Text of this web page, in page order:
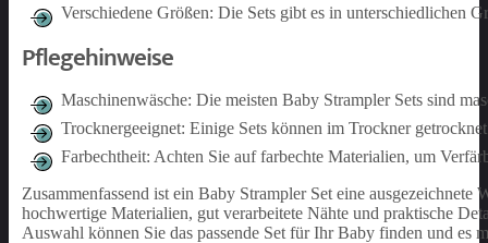
Verschiedene Größen: Die Sets gibt es in unterschiedlichen
Pflegehinweise
Maschinenwäsche: Die meisten Baby Strampler Sets sind
Trocknergeeignet: Einige Sets können im Trockner
Farbechtheit: Achten Sie auf farbechte Materialien, um
Zusammenfassend ist ein Baby Strampler Set eine
hochwertige Materialien, gut verarbeitete Nähte und praktische
Auswahl können Sie das passende Set für Ihr Baby finden und es